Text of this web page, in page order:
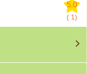
5.0
( 1)